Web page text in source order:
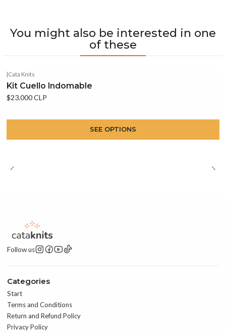
You might also be interested in one
of these
Cata Knits
Kit Cuello Indomable
$23.000 CLP
SEE OPTIONS
Follow us
Categories
Start
Terms and Conditions
Return and Refund Policy
Privacy Policy